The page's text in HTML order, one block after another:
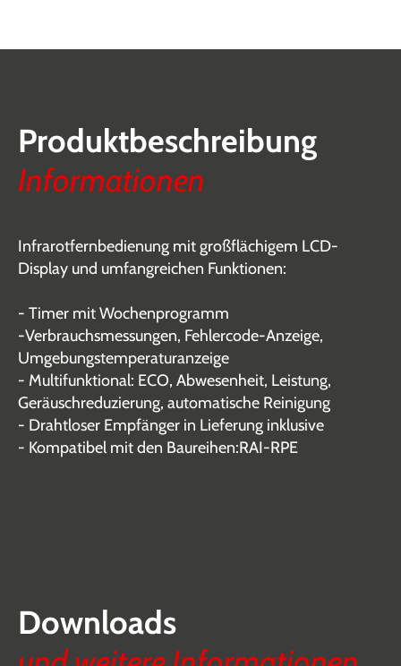
Produktbeschreibung
Informationen
Infrarotfernbedienung mit großflächigem LCD-
Display und umfangreichen Funktionen:
- Timer mit Wochenprogramm
-Verbrauchsmessungen, Fehlercode-Anzeige,
Umgebungstemperaturanzeige
- Multifunktional: ECO, Abwesenheit, Leistung,
Geräuschreduzierung, automatische Reinigung
- Drahtloser Empfänger in Lieferung inklusive
- Kompatibel mit den Baureihen:RAI-RPE
Downloads